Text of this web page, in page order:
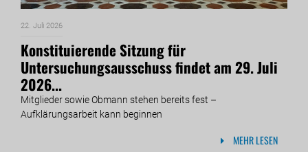
22. Juli 2026
Konstituierende Sitzung für
Untersuchungsausschuss findet am 29. Juli
2026...
Mitglieder sowie Obmann stehen bereits fest –
Aufklärungsarbeit kann beginnen
MEHR LESEN